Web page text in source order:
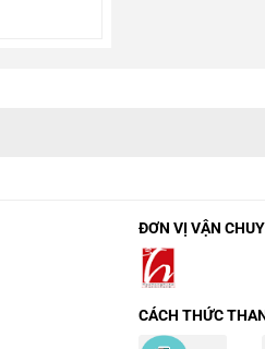
ĐƠN VỊ VẬN
CÁCH THỨC